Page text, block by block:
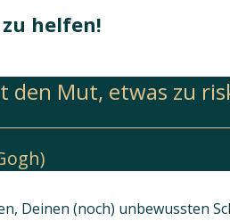
helfen!
den Mut, etwas zu
Deinen (noch) unbewussten